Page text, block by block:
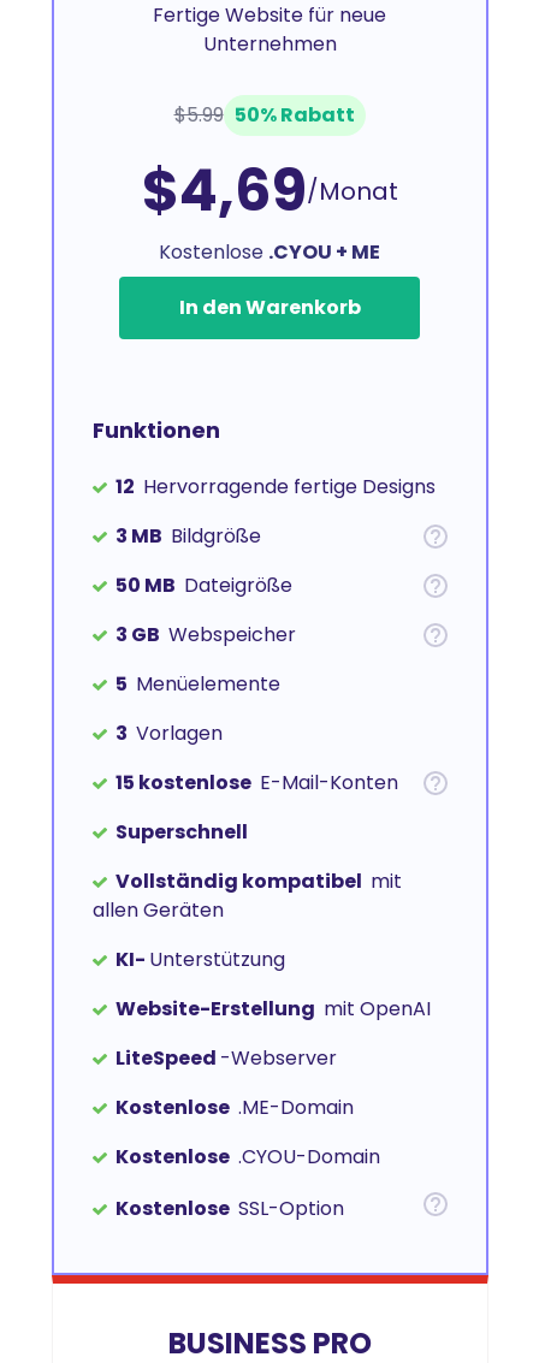
Fertige Website für neue
Unternehmen
$5.99 50% Rabatt
$4,69/Monat
Kostenlose .CYOU + ME
In den Warenkorb
Funktionen
12 Hervorragende fertige Designs
3 MB Bildgröße
50 MB Dateigröße
3 GB Webspeicher
5 Menüelemente
3 Vorlagen
15 kostenlose E-Mail-Konten
Superschnell
Vollständig kompatibel mit
allen Geräten
KI- Unterstützung
Website-Erstellung mit OpenAI
LiteSpeed -Webserver
Kostenlose .ME-Domain
Kostenlose .CYOU-Domain
Kostenlose SSL-Option
BUSINESS PRO